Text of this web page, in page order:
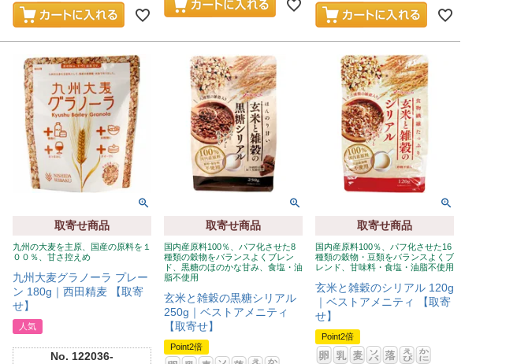
取寄せ商品
九州の大麦を主原、国産の原料を１
００％、甘さ控えめ
九州大麦グラノーラ プレー
ン 180g｜西田精麦 【取寄
せ】
人気
No. 122036-
取寄せ商品
国内産原料100％、パフ化させた8
種類の穀物をバランスよくブレン
ド、黒糖のほのかな甘み、食塩・油
脂不使用
玄米と雑穀の黒糖シリアル
250g｜ベストアメニティ
【取寄せ】
Point2倍
取寄せ商品
国内産原料100％、パフ化させた16
種類の穀物・豆類をバランスよくブ
レンド、甘味料・食塩・油脂不使用
玄米と雑穀のシリアル 120g
｜ベストアメニティ 【取寄
せ】
Point2倍